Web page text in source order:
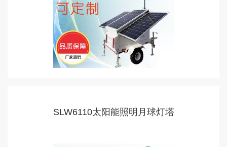
SLW6110太阳能照明月球灯塔